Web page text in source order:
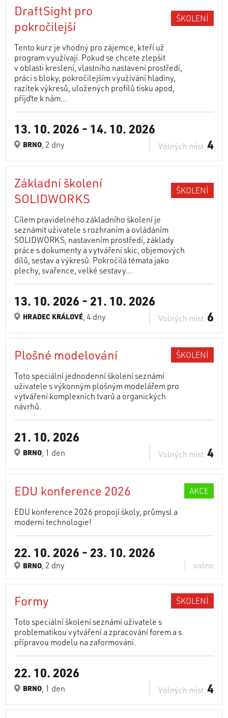
DraftSight pro
pokročilejší
ŠKOLENÍ
Tento kurz je vhodný pro zájemce, kteří už
program využívají. Pokud se chcete zlepšit
v oblasti kreslení, vlastního nastavení prostředí,
práci s bloky, pokročilejším využívání hladiny,
razítek výkresů, uložených profilů tisku apod,
přijďte k nám...
13. 10. 2026 - 14. 10. 2026
BRNO, 2 dny Volných míst:4
Základní školení
SOLIDWORKS
ŠKOLENÍ
Cílem pravidelného základního školení je
seznámit uživatele s rozhraním a ovládáním
SOLIDWORKS, nastavením prostředí, základy
práce s dokumenty a vytváření skic, objemových
dílů, sestav a výkresů. Pokročilá témata jako
plechy, svařence, velké sestavy...
13. 10. 2026 -21. 10. 2026
HRADEC KRÁLOVÉ, 4 dny Volných míst: 6
Plošné modelování
ŠKOLENÍ
Toto speciální jednodenní školení seznámí
uživatele s výkonným plošným modelářem pro
vytváření komplexních tvarů a organických
návrhů.
21. 10. 2026
BRNO, 1 den Volných míst:4
EDU konference 2026
AKCE
EDU konference 2026 propojí školy, průmysl a
moderní technologie!
22. 10. 2026 -23. 10. 2026
BRNO, 2 dny volno
Formy
ŠKOLENÍ
Toto speciální školení seznámí uživatele s
problematikou vytváření a zpracování forem a s
přípravou modelu na zaformování.
22. 10. 2026
BRNO, 1 den Volných míst:4